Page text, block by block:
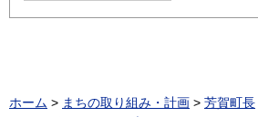
ホーム > まちの取り組み・計画 > 芳賀町長